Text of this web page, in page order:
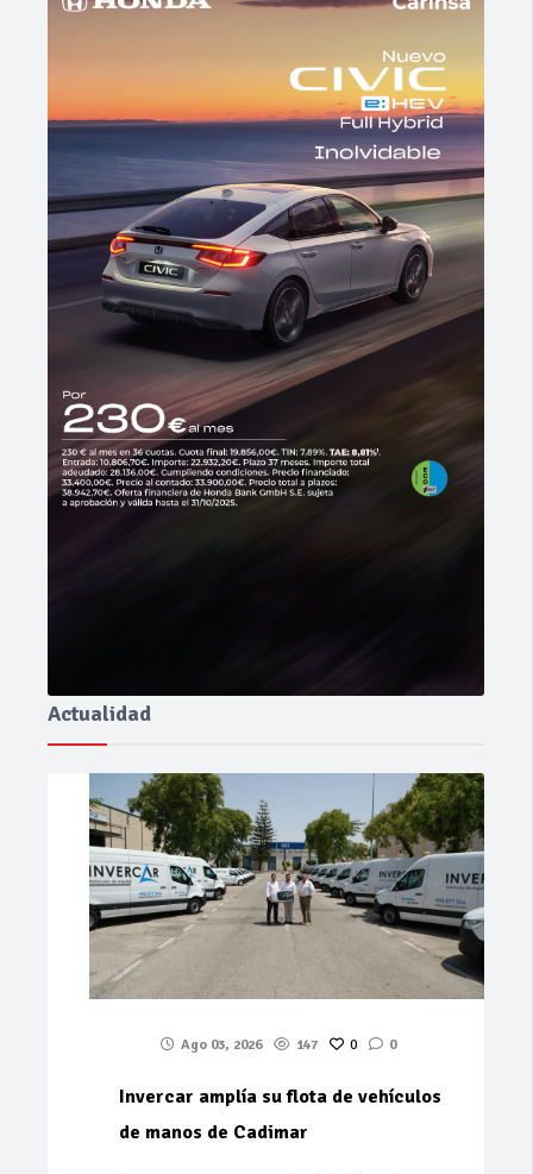
Actualidad
Ago 03, 2026 147 0 0
Invercar amplía su flota de vehículos
de manos de Cadimar